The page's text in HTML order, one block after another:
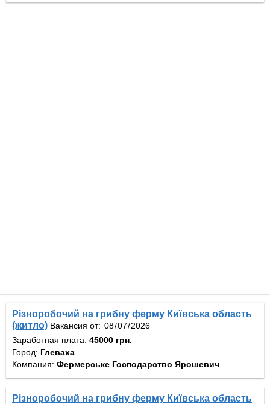
Різноробочий на грибну ферму Київська область
(житло) Вакансия от:
Заработная плата: 45000 грн.
Город: Глеваха
Компания: Фермерське Господарство Ярошевич
Різноробочий на грибну ферму Київська область